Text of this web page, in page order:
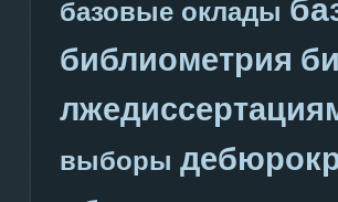
базовые оклады
библиометрия
выборы